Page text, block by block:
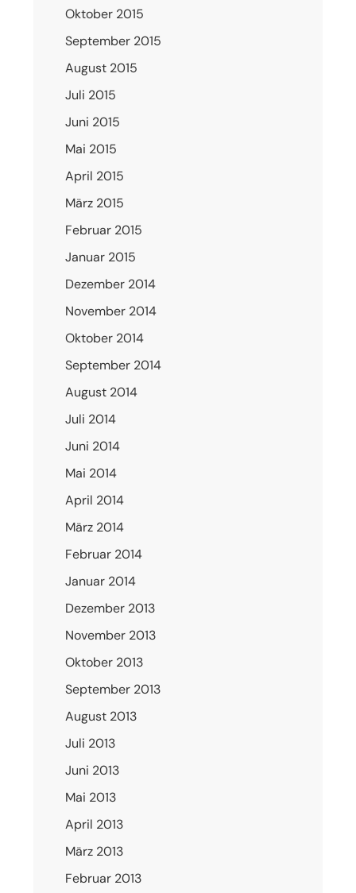
Oktober 2015
September 2015
August 2015
Juli 2015
Juni 2015
Mai 2015
April 2015
März 2015
Februar 2015
Januar 2015
Dezember 2014
November 2014
Oktober 2014
September 2014
August 2014
Juli 2014
Juni 2014
Mai 2014
April 2014
März 2014
Februar 2014
Januar 2014
Dezember 2013
November 2013
Oktober 2013
September 2013
August 2013
Juli 2013
Juni 2013
Mai 2013
April 2013
März 2013
Februar 2013